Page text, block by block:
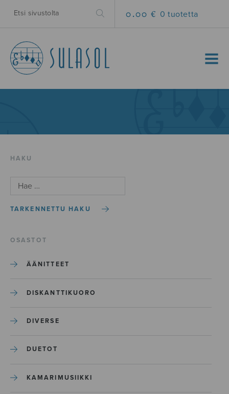
0.00 € 0 tuotetta
MENU
HAKU
TARKENNETTU HAKU
OSASTOT
ÄÄNITTEET
DISKANTTIKUORO
DIVERSE
DUETOT
KAMARIMUSIIKKI